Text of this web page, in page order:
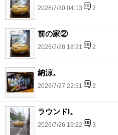
2026/7/30 04:13 2
前の家②
2026/7/28 18:21 2
納涼。
2026/7/27 22:51 2
ラウンドl。
2026/7/26 19:22 3